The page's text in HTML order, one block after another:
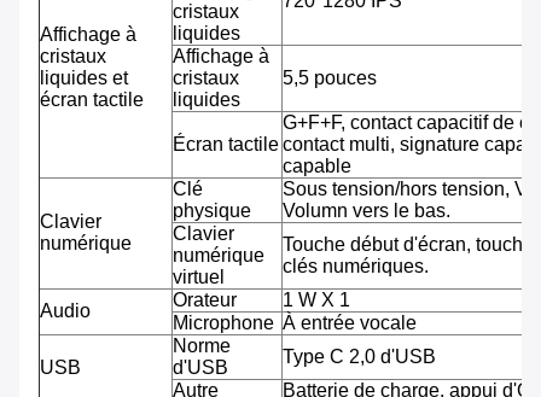
Affichage à
cristaux
liquides et
écran tactile
cristaux
liquides
Affichage à
cristaux
liquides
5,5 pouces
Écran tactile
G+F+F, contact capacitif de
contact multi, signature
capable
Clavier
numérique
Clé
physique
Sous tension/hors tension,
Volumn vers le bas.
Clavier
numérique
virtuel
Touche début d'écran, touche
clés numériques.
Audio
Orateur
1 W X 1
Microphone À entrée vocale
USB
Norme
d'USB
Type C 2,0 d'USB
Autre
Batterie de charge, appui